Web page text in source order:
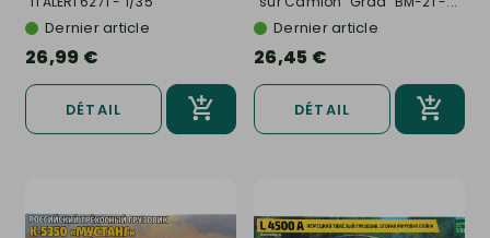
Dernier article
26,99 €
DÉTAIL
Dernier article
26,45 €
DÉTAIL